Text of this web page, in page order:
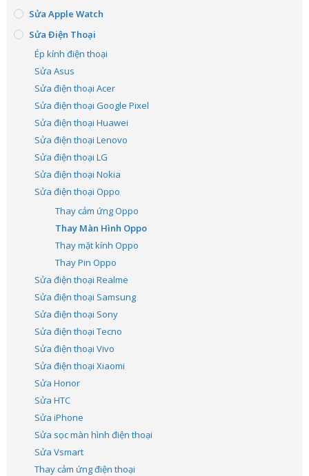
Sửa Apple Watch
Sửa Điện Thoại
Ép kính điện thoại
Sửa Asus
Sửa điện thoại Acer
Sửa điện thoại Google Pixel
Sửa điện thoại Huawei
Sửa điện thoại Lenovo
Sửa điện thoại LG
Sửa điện thoại Nokia
Sửa điện thoại Oppo
Thay cảm ứng Oppo
Thay Màn Hình Oppo
Thay mặt kính Oppo
Thay Pin Oppo
Sửa điện thoại Realme
Sửa điện thoại Samsung
Sửa điện thoại Sony
Sửa điện thoại Tecno
Sửa điện thoại Vivo
Sửa điện thoại Xiaomi
Sửa Honor
Sửa HTC
Sửa iPhone
Sửa sọc màn hình điện thoại
Sửa Vsmart
Thay cảm ứng điện thoại